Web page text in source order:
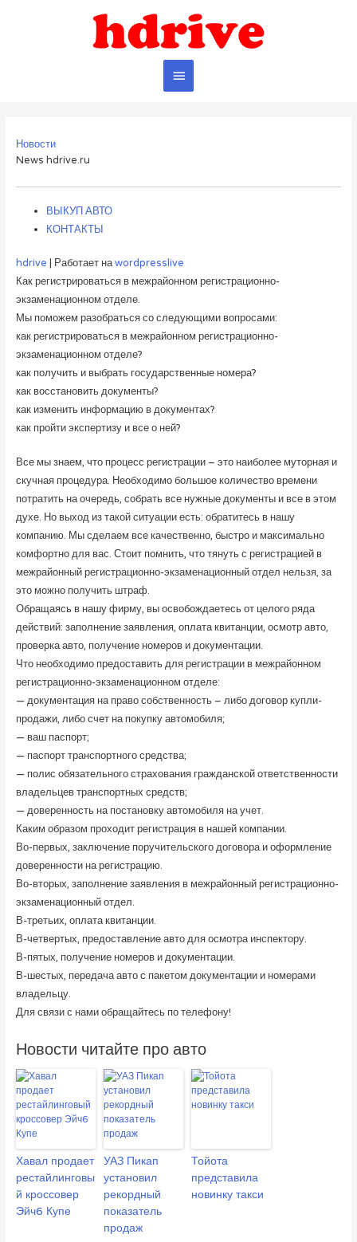
Главное
Новости
News hdrive.ru
ВЫКУП АВТО
КОНТАКТЫ
hdrive | Работает наwordpresslive
Как регистрироваться в межрайонном регистрационно-
экзаменационном отделе.
Мы поможем разобраться со следующими вопросами:
как регистрироваться в межрайонном регистрационно-
экзаменационном отделе?
как получить и выбрать государственные номера?
как восстановить документы?
как изменить информацию в документах?
как пройти экспертизу и все о ней?
Все мы знаем, что процесс регистрации – это наиболее муторная и
скучная процедура. Необходимо большое количество времени
потратить на очередь, собрать все нужные документы и все в этом
духе. Но выход из такой ситуации есть: обратитесь в нашу
компанию. Мы сделаем все качественно, быстро и максимально
комфортно для вас. Стоит помнить, что тянуть с регистрацией в
межрайонный регистрационно-экзаменационный отдел нельзя, за
это можно получить штраф.
Обращаясь в нашу фирму, вы освобождаетесь от целого ряда
действий: заполнение заявления, оплата квитанции, осмотр авто,
проверка авто, получение номеров и документации.
Что необходимо предоставить для регистрации в межрайонном
регистрационно-экзаменационном отделе:
— документация на право собственность – либо договор купли-
продажи, либо счет на покупку автомобиля;
— ваш паспорт;
— паспорт транспортного средства;
— полис обязательного страхования гражданской ответственности
владельцев транспортных средств;
— доверенность на постановку автомобиля на учет.
Каким образом проходит регистрация в нашей компании.
Во-первых, заключение поручительского договора и оформление
доверенности на регистрацию.
Во-вторых, заполнение заявления в межрайонный регистрационно-
экзаменационный отдел.
В-третьих, оплата квитанции.
В-четвертых, предоставление авто для осмотра инспектору.
В-пятых, получение номеров и документации.
В-шестых, передача авто с пакетом документации и номерами
владельцу.
Для связи с нами обращайтесь по телефону!
Новости читайте про авто
Хавал продает
рестайлинговы
й кроссовер
Эйч6 Купе
УАЗ Пикап
установил
рекордный
показатель
продаж
Тойота
представила
новинку такси